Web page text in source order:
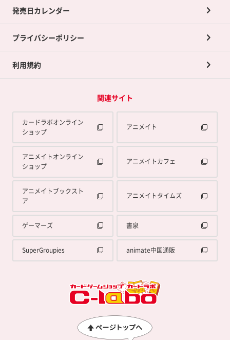
買取承諾書について
ポイント交換景品
発売日カレンダー
プライバシーポリシー
利用規約
関連サイト
カードラボオンライン
ショップ
アニメイト
アニメイトオンライン
ショップ
アニメイトカフェ
アニメイトブックスト
ア
アニメイトタイムズ
ゲーマーズ 書泉
SuperGroupies animate中国通販